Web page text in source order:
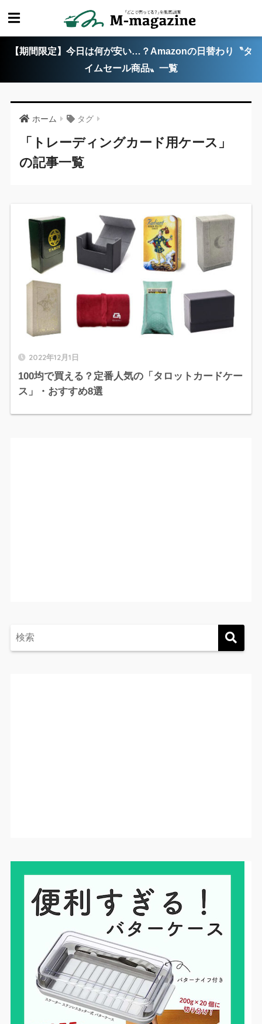
【期間限定】今日は何が安い…？Amazonの日替わり〝タ
イムセール商品〟一覧
ホーム タグ
「トレーディングカード用ケース」
の記事一覧
2022年12月1日
100均で買える？定番人気の「タロットカードケー
ス」・おすすめ8選